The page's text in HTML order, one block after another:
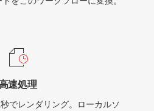
速処理
でレンダリング。ローカルソ